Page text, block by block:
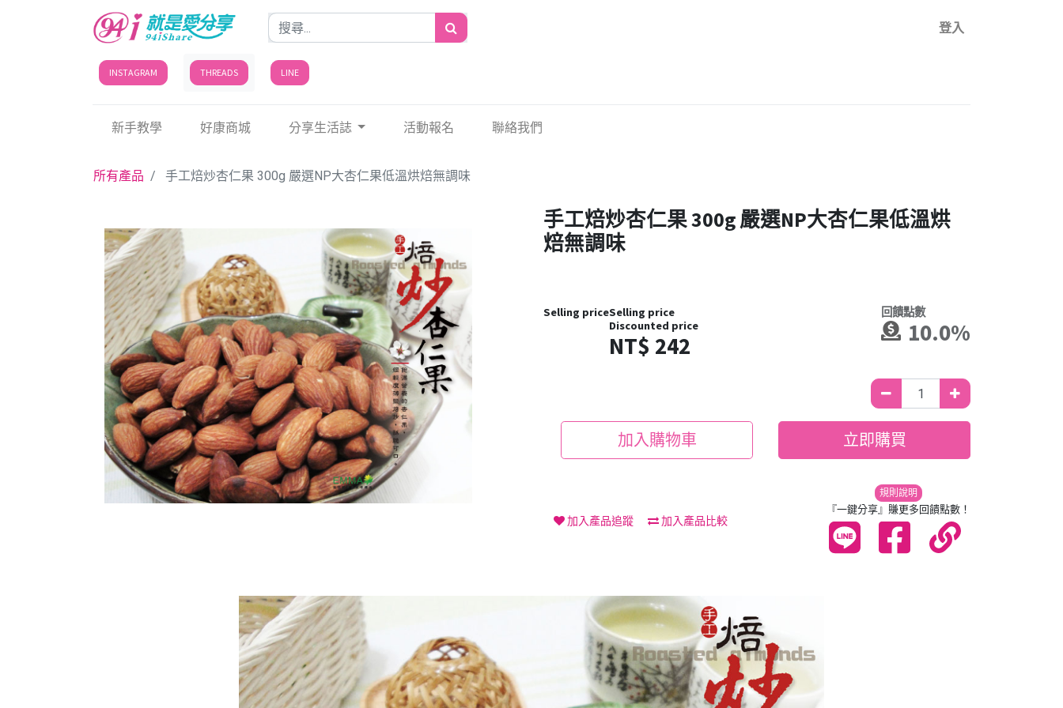
登入
INSTAGRAM THREADS LINE
新手教學 好康商城 分享生活誌 活動報名 聯絡我們
所有產品 手工焙炒杏仁果 300g 嚴選NP大杏仁果低溫烘焙無調味
手工焙炒杏仁果 300g 嚴選NP大杏仁果低溫烘
焙無調味
Selling priceSelling price
Discounted price
NT$ 242
回饋點數
10.0%
加入購物車 立即購買
加入產品追蹤 加入產品比較
規則說明
『一鍵分享』賺更多回饋點數！